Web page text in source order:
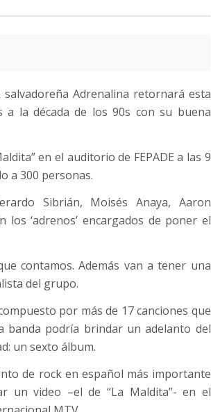
Adrenalina retornará esta
la década de los 90s con su buena
en el auditorio de FEPADE a las 9
a 300 personas.
Sibrián, Moisés Anaya, Aaron
los ‘adrenos’ encargados de poner el
contamos. Además van a tener una
del grupo.
por más de 17 canciones que
banda podría brindar un adelanto del
un sexto álbum.
de rock en español más importante
un video –el de “La Maldita”- en el